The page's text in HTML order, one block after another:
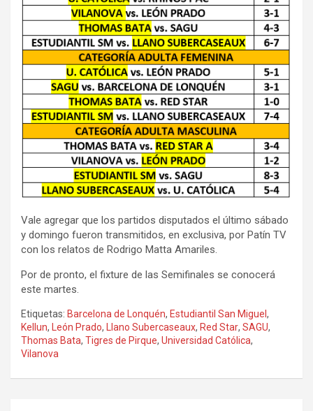
Vale agregar que los partidos disputados el último sábado
y domingo fueron transmitidos, en exclusiva, por Patín TV
con los relatos de Rodrigo Matta Amariles.
Por de pronto, el fixture de las Semifinales se conocerá
este martes.
Etiquetas: Barcelona de Lonquén, Estudiantil San Miguel ,
Kellun, León Prado, Llano Subercaseaux, Red Star, SAGU,
Thomas Bata, Tigres de Pirque, Universidad Católica,
Vilanova